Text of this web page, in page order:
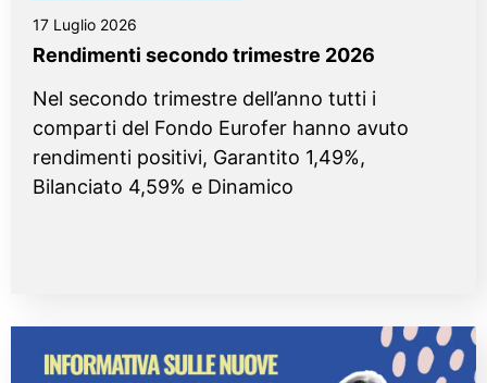
17 Luglio 2026
Rendimenti secondo trimestre 2026
Nel secondo trimestre dell’anno tutti i
comparti del Fondo Eurofer hanno avuto
rendimenti positivi, Garantito 1,49%,
Bilanciato 4,59% e Dinamico